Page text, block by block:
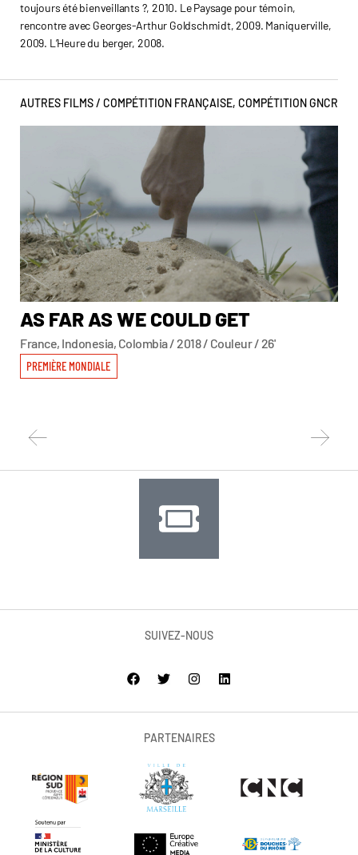
toujours été bienveillants ?, 2010. Le Paysage pour témoin,
rencontre avec Georges-Arthur Goldschmidt, 2009. Maniquerville,
2009. L’Heure du berger, 2008.
AUTRES FILMS / COMPÉTITION FRANÇAISE, COMPÉTITION GNCR
AS FAR AS WE COULD GET
France, Indonesia, Colombia / 2018 / Couleur / 26'
PREMIÈRE MONDIALE
SUIVEZ-NOUS
PARTENAIRES